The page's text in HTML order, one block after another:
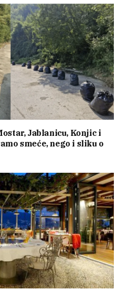
Jablanicu, Konjic i
smeće, nego i sliku o